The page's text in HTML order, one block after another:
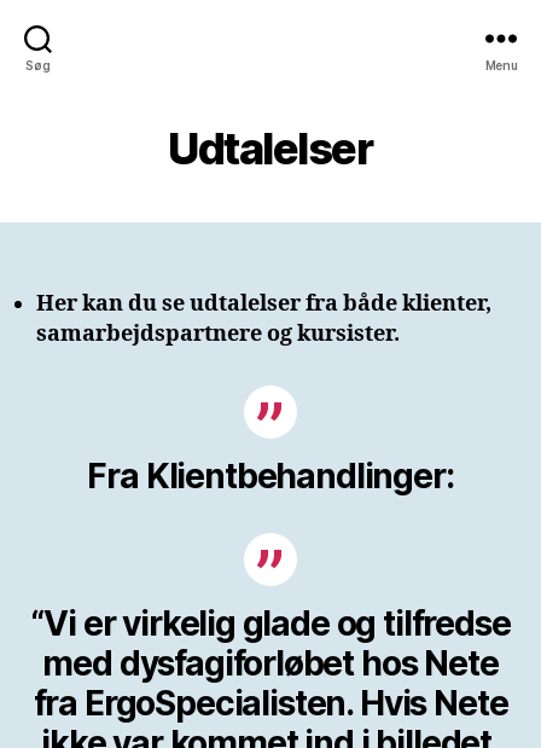
Søg Menu
Udtalelser
Her kan du se udtalelser fra både klienter,
samarbejdspartnere og kursister.
Fra Klientbehandlinger:
“Vi er virkelig glade og tilfredse
med dysfagiforløbet hos Nete
fra ErgoSpecialisten. Hvis Nete